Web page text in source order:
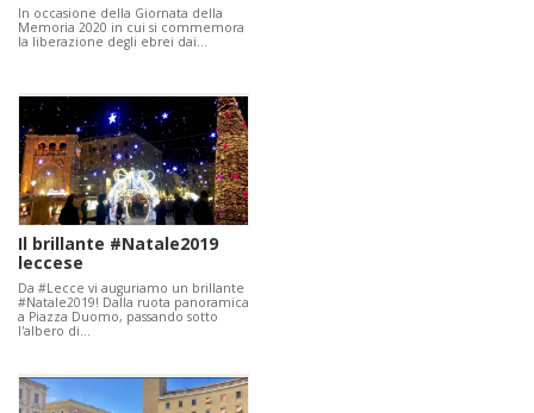
In occasione della Giornata della
Memoria 2020 in cui si commemora
la liberazione degli ebrei dai…
Il brillante #Natale2019
leccese
Da #Lecce vi auguriamo un brillante
#Natale2019! Dalla ruota panoramica
a Piazza Duomo, passando sotto
l'albero di…